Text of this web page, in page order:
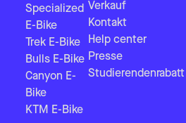
Specialized
E-Bike
Trek E-Bike
Bulls E-Bike
Canyon E-
Bike
KTM E-Bike
Verkauf
Kontakt
Help center
Presse
Studierendenrabatt